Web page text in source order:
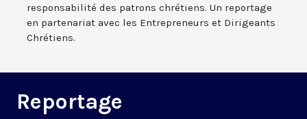
responsabilité des patrons chrétiens. Un reportage
en partenariat avec les Entrepreneurs et Dirigeants
Chrétiens.
Reportage